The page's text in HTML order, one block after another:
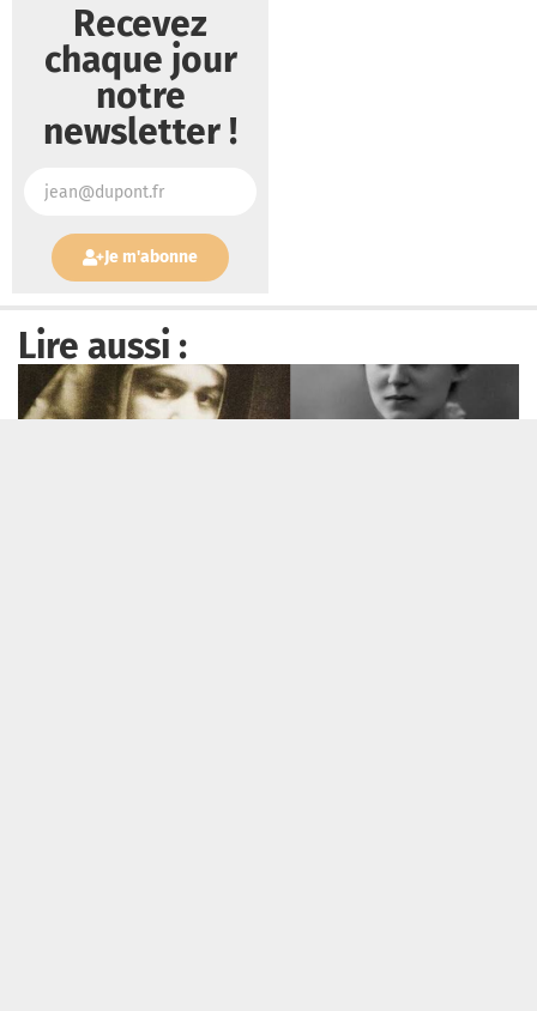
Recevez
chaque jour
notre
newsletter !
Je m'abonne
Lire aussi :